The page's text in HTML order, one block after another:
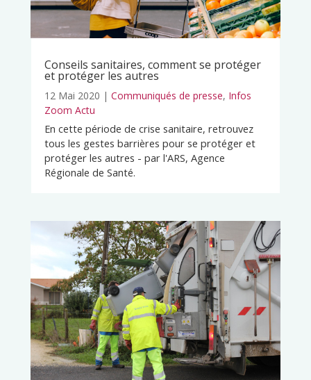
Conseils sanitaires, comment se protéger
et protéger les autres
12 Mai 2020 | Communiqués de presse, Infos
Zoom Actu
En cette période de crise sanitaire, retrouvez
tous les gestes barrières pour se protéger et
protéger les autres - par l'ARS, Agence
Régionale de Santé.